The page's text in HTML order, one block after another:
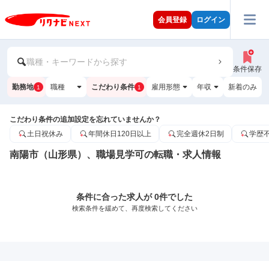
会員登録 ログイン
職種・キーワードから探す
条件保存
勤務地 1 職種 こだわり条件 1 雇用形態 年収 新着のみ
こだわり条件の追加設定を忘れていませんか？
土日祝休み
年間休日120日以上 完全週休2日制 学歴
南陽市（山形県）、職場見学可の転職・求人情報
条件に合った求人が 0件でした
検索条件を緩めて、再度検索してください